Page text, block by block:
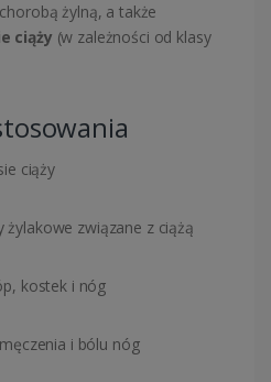
żylną, a także
ciąży (w zależności od klasy
ciąży
związane z ciążą
kostek i nóg
i bólu nóg